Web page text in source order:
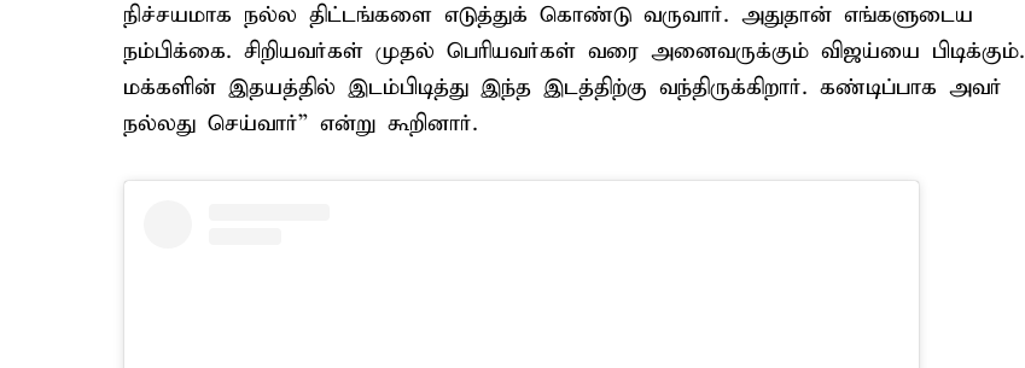
நிச்சயமாக நல்ல திட்டங்களை எடுத்துக் கொண்டு வருவார். அதுதான் எங்களுடைய
நம்பிக்கை. சிறியவர்கள் முதல் பெரியவர்கள் வரை அனைவருக்கும் விஜய்யை பிடிக்கும்.
மக்களின் இதயத்தில் இடம்பிடித்து இந்த இடத்திற்கு வந்திருக்கிறார். கண்டிப்பாக அவர்
நல்லது செய்வார்” என்று கூறினார்.